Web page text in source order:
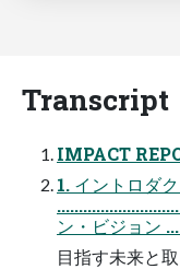
Transcript
IMPACT
1. イントロダ
ン・ビジョン
目指す未来と取